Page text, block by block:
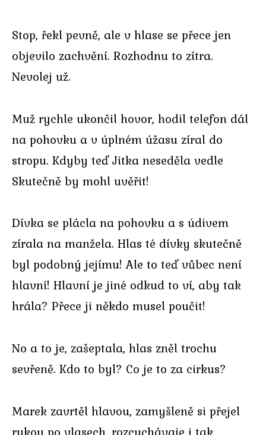
Stop, řekl pevně, ale v hlase se přece jen
objevilo zachvění. Rozhodnu to zítra.
Nevolej už.
Muž rychle ukončil hovor, hodil telefon dál
na pohovku a v úplném úžasu zíral do
stropu. Kdyby teď Jitka neseděla vedle
Skutečně by mohl uvěřit!
Dívka se plácla na pohovku a s údivem
zírala na manžela. Hlas té dívky skutečně
byl podobný jejímu! Ale to teď vůbec není
hlavní! Hlavní je jiné odkud to ví, aby tak
hrála? Přece ji někdo musel poučit!
No a to je, zašeptala, hlas zněl trochu
sevřeně. Kdo to byl? Co je to za cirkus?
Marek zavrtěl hlavou, zamyšleně si přejel